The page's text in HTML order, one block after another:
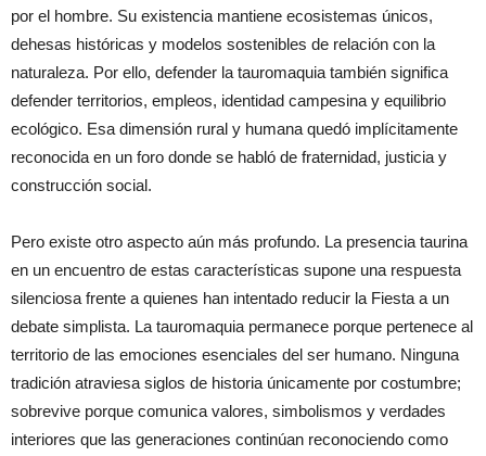
por el hombre. Su existencia mantiene ecosistemas únicos,
dehesas históricas y modelos sostenibles de relación con la
naturaleza. Por ello, defender la tauromaquia también significa
defender territorios, empleos, identidad campesina y equilibrio
ecológico. Esa dimensión rural y humana quedó implícitamente
reconocida en un foro donde se habló de fraternidad, justicia y
construcción social.
Pero existe otro aspecto aún más profundo. La presencia taurina
en un encuentro de estas características supone una respuesta
silenciosa frente a quienes han intentado reducir la Fiesta a un
debate simplista. La tauromaquia permanece porque pertenece al
territorio de las emociones esenciales del ser humano. Ninguna
tradición atraviesa siglos de historia únicamente por costumbre;
sobrevive porque comunica valores, simbolismos y verdades
interiores que las generaciones continúan reconociendo como